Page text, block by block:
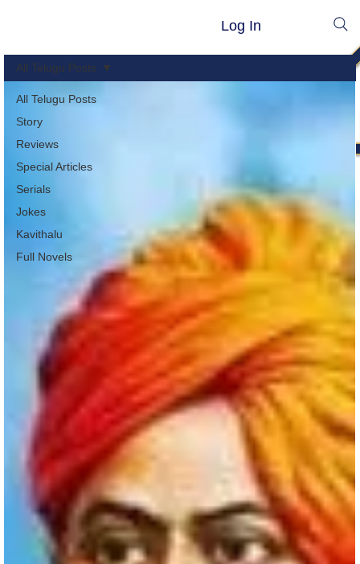
Log In
All Telugu Posts
Story
Reviews
Special Articles
Serials
Jokes
Kavithalu
Full Novels
All Telugu Posts